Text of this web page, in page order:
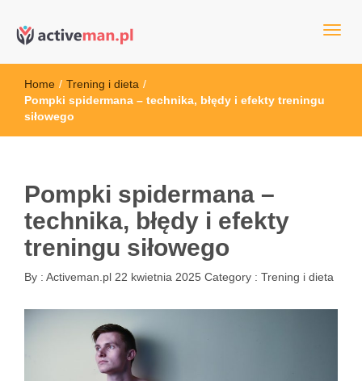
active man – sprzęt sportowy
sportowym
Home / Trening i dieta /
Pompki spidermana – technika, błędy i efekty treningu
siłowego
Pompki spidermana –
technika, błędy i efekty
treningu siłowego
By : Activeman.pl 22 kwietnia 2025 Category : Trening i dieta